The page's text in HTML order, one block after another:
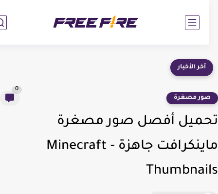
آخر الأخبار أفضل مواقع اختصار الروابط للربح 2025
مصغرة
أفصل صور مصغرة
ماينكرافت جاهزة - Minecraft